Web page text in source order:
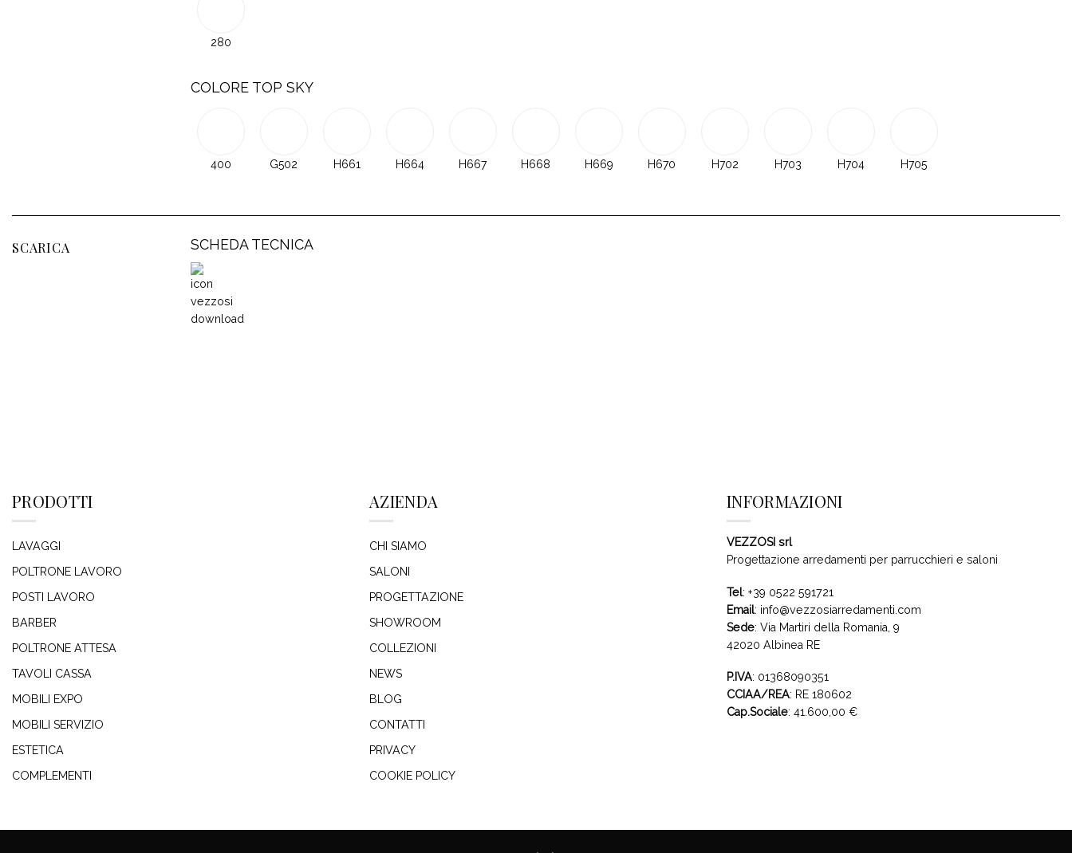
280
COLORE TOP SKY
400 G502 H661 H664 H667 H668 H669 H670 H702 H703 H704 H705
SCARICA SCHEDA TECNICA
PRODOTTI
LAVAGGI
POLTRONE LAVORO
POSTI LAVORO
BARBER
POLTRONE ATTESA
TAVOLI CASSA
MOBILI EXPO
MOBILI SERVIZIO
ESTETICA
COMPLEMENTI
AZIENDA
CHI SIAMO
SALONI
PROGETTAZIONE
SHOWROOM
COLLEZIONI
NEWS
BLOG
CONTATTI
PRIVACY
COOKIE POLICY
INFORMAZIONI
VEZZOSI srl
Progettazione arredamenti per parrucchieri e saloni
Tel: +39 0522 591721
Email: info@vezzosiarredamenti.com
Sede: Via Martiri della Romania, 9
42020 Albinea RE
P.IVA: 01368090351
CCIAA/REA: RE 180602
Cap.Sociale: 41.600,00 €